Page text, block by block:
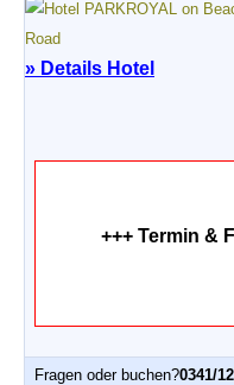
» Details Hotel
+++ Termin &
Fragen oder buchen?0341/